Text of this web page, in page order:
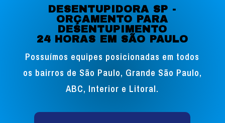
DESENTUPIDORA SP -
ORÇAMENTO PARA
DESENTUPIMENTO
24 HORAS EM SÃO PAULO
Possuímos equipes posicionadas em todos
os bairros de São Paulo, Grande São Paulo,
ABC, Interior e Litoral.